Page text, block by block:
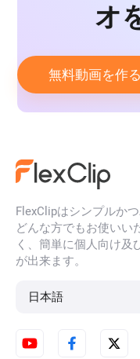
ラブソン
音楽チャンネル
オーディオビジュア
ラップ動画
spotify動画
オ
無料動画を作る
FlexClipはシンプルか
どんな方でもお使いい
く、簡単に個人向け及
が出来ます。
日本語